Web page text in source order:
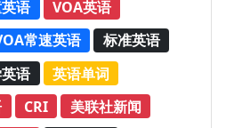
语
VOA英语
常速英语
标准英语
语
英语单词
CRI
美联社新闻